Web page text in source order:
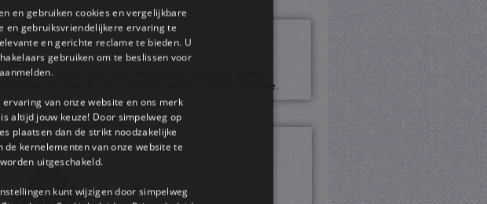
oefenen staan hier voor het thema chinezen allerlei
een: vuurwerk, rijst, chinese tekens, panda en thee.
en gebruiken cookies en vergelijkbare
en gebruiksvriendelijkere ervaring te
en gerichte reclame te bieden. U
gebruiken om te beslissen voor
van onze website en ons merk
altijd jouw keuze! Door simpelweg op
plaatsen dan de strikt noodzakelijke
kernelementen van onze website te
uitgeschakeld.
kunt wijzigen door simpelweg